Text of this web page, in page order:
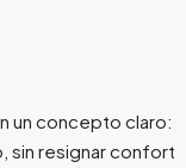
un concepto claro:
sin resignar confort